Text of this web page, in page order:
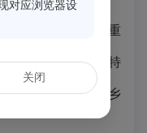
关于“三农”工作的重
，因地制宜培育特
高质量党建引领乡
对应浏览器设
关闭